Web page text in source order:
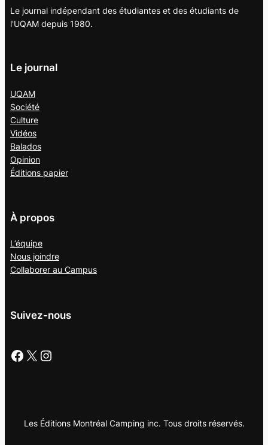
Le journal indépendant des étudiantes et des étudiants de
l'UQAM depuis 1980.
Le journal
UQAM
Société
Culture
Vidéos
Balados
Opinion
Éditions papier
À propos
L’équipe
Nous joindre
Collaborer au Campus
Suivez-nous
Facebook X Instagram
Les Éditions Montréal Camping inc. Tous droits réservés.